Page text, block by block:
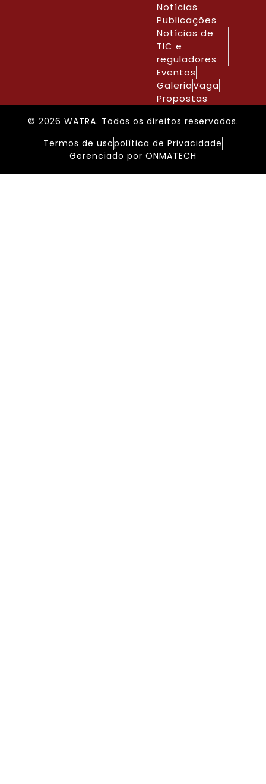
Notícias
Publicações
Notícias de
TIC e
reguladores
Eventos
GaleriaVaga
Propostas
© 2026 WATRA. Todos os direitos reservados.
Termos de usopolítica de Privacidade
Gerenciado por ONMATECH